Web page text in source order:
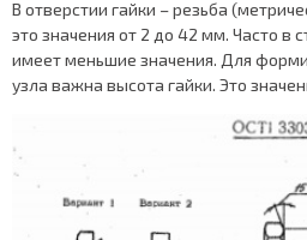
В отверстии гайки – резьба
это значения от 2 до 42 мм. Часто в
имеет меньшие значения. Для
узла важна высота гайки. Это